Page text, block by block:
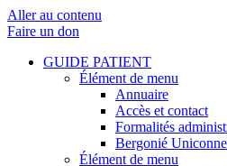
Aller au contenu
Faire un don
GUIDE PATIENT
Élément de menu
Annuaire
Accès et contact
Formalités
Bergonié
Élément de menu